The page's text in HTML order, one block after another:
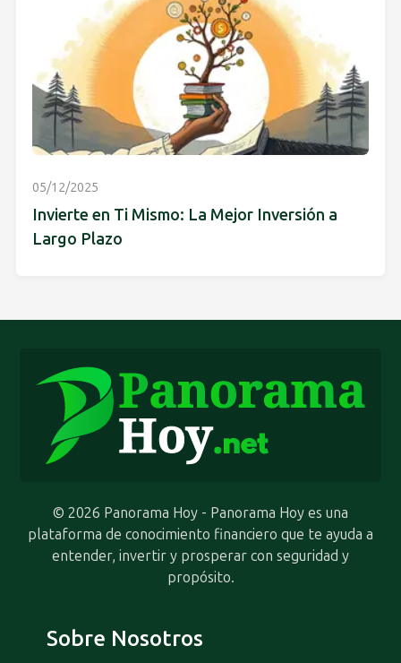
05/12/2025
Invierte en Ti Mismo: La Mejor Inversión a
Largo Plazo
© 2026 Panorama Hoy - Panorama Hoy es una
plataforma de conocimiento financiero que te ayuda a
entender, invertir y prosperar con seguridad y
propósito.
Sobre Nosotros